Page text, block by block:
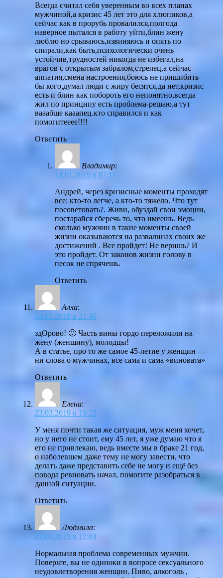
Всегда считал себя уверенным во всех планах
мужчиной,а кризис 45 лет это для хлюпиков,а
сейчас как в прорубь провалился,полгода
наверное пытался в работу уйти,блин жену
люблю но срываюсь,извиняюсь и опять по
спирали,как быть,психологически очень
устойчив,трудностей никогда не избегал,на
врагов с открытым забралом,стрелец,а сейчас
аппатия,смена настроения,боюсь не пришибить
бы кого,думал люди с жиру бесятся,да нет,кризис
есть и блин как побороть его непонятно,всегда
жил по принципу есть проблема-решаю,а тут
вааабще кааапец.кто справился и как
помогитееее!!!!
Ответить
Владимир:
14.01.2019 в 07:11
Андрей, через кризисные моменты проходят
все: кто-то легче, а кто-то тяжело. Что тут
посоветовать?. Живи, обуздай свои эмоции,
постарайся сберечь то, что имеешь. Ведь
сколько мужчин в такие моменты своей
жизни оказываются на развалинах своих же
достижений . Все пройдет! Не веришь? И
это пройдет. От законов жизни голову в
песок не спрячешь.
Ответить
Алла:
14.02.2019 в 21:40
здОрово! 🙂 Часть вины гордо переложили на
жену (женщину), молодцы!
А в статье, про то же самое 45-летие у женщин —
ни слова о мужчинах, все сама и сама «виновата»
Ответить
Елена:
23.03.2019 в 19:22
У меня почти такая же ситуация, муж меня хочет,
но у него не стоит, ему 45 лет, я уже думаю что я
его не привлекаю, ведь вместе мы в браке 21 год,
о наболевшем даже тему не могу завести, что
делать даже представить себе не могу и ещё без
повода ревновать начал, помогите разобраться в
данной ситуации.
Ответить
Людмила:
27.03.2019 в 17:04
Нормальная проблема современных мужчин.
Поверьте, вы не одиноки в вопросе сексуального
неудовлетворения женщин. Пиво, алкоголь ,